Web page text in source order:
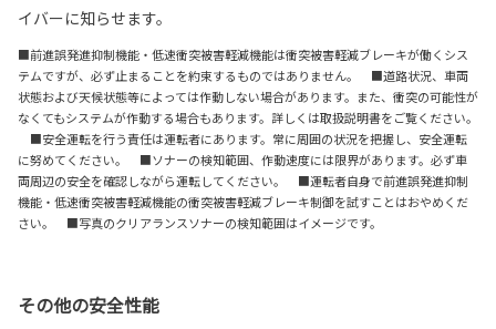
イバーに知らせます。
■前進誤発進抑制機能・低速衝突被害軽減機能は衝突被害軽減ブレーキが働くシス
テムですが、必ず止まることを約束するものではありません。 ■道路状況、車両
状態および天候状態等によっては作動しない場合があります。また、衝突の可能性が
なくてもシステムが作動する場合もあります。詳しくは取扱説明書をご覧ください。
■安全運転を行う責任は運転者にあります。常に周囲の状況を把握し、安全運転
に努めてください。 ■ソナーの検知範囲、作動速度には限界があります。必ず車
両周辺の安全を確認しながら運転してください。 ■運転者自身で前進誤発進抑制
機能・低速衝突被害軽減機能の衝突被害軽減ブレーキ制御を試すことはおやめくだ
さい。 ■写真のクリアランスソナーの検知範囲はイメージです。
その他の安全性能